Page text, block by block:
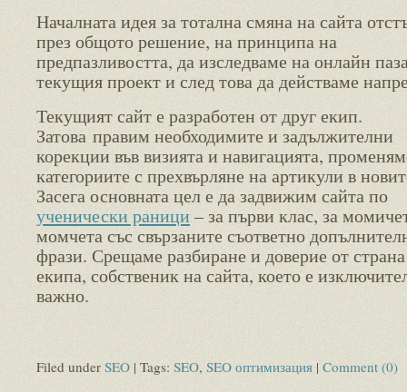
Началната идея за тотална смяна на сайта
през общото решение, на принципа на
предпазливостта, да изследваме на онлайн
текущия проект и след това да действаме
Текущият сайт е разработен от друг екип.
Затова правим необходимите и задължителни
корекции във визията и навигацията,
категориите с прехвърляне на артикули в
Засега основната цел е да задвижим сайта по
ученически раници– за първи клас, за
момчета със свързаните съответно
фрази. Срещаме разбиране и доверие от
екипа, собственик на сайта, което е
важно.
Filed under SEO | Tags: SEO, SEO оптимизация | Comment (0)